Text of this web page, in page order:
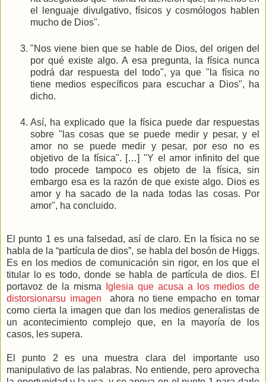
el lenguaje divulgativo, físicos y cosmólogos hablen
mucho de Dios".
"Nos viene bien que se hable de Dios, del origen del
por qué existe algo. A esa pregunta, la física nunca
podrá dar respuesta del todo", ya que "la física no
tiene medios específicos para escuchar a Dios", ha
dicho.
Así, ha explicado que la física puede dar respuestas
sobre "las cosas que se puede medir y pesar, y el
amor no se puede medir y pesar, por eso no es
objetivo de la física". […] "Y el amor infinito del que
todo procede tampoco es objeto de la física, sin
embargo esa es la razón de que existe algo. Dios es
amor y ha sacado de la nada todas las cosas. Por
amor", ha concluido.
El punto 1 es una falsedad, así de claro. En la física no se
habla de la “partícula de dios”, se habla del bosón de Higgs.
Es en los medios de comunicación sin rigor, en los que el
titular lo es todo, donde se habla de partícula de dios. El
portavoz de la misma
Iglesia que acusa a los medios de
distorsionarsu imagen ahora no tiene empacho en tomar
como cierta la imagen que dan los medios generalistas de
un acontecimiento complejo que, en la mayoría de los
casos, les supera.
El punto 2 es una muestra clara del importante uso
manipulativo de las palabras. No entiende, pero aprovecha